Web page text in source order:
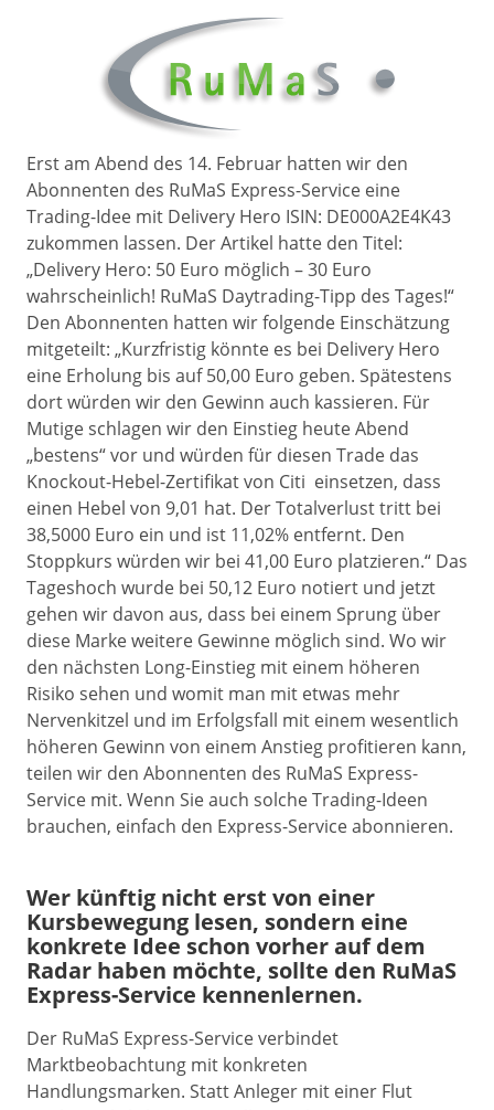
Erst am Abend des 14. Februar hatten wir den
Abonnenten des RuMaS Express-Service eine
Trading-Idee mit Delivery Hero ISIN: DE000A2E4K43
zukommen lassen. Der Artikel hatte den Titel:
„Delivery Hero: 50 Euro möglich – 30 Euro
wahrscheinlich! RuMaS Daytrading-Tipp des Tages!“
Den Abonnenten hatten wir folgende Einschätzung
mitgeteilt: „Kurzfristig könnte es bei Delivery Hero
eine Erholung bis auf 50,00 Euro geben. Spätestens
dort würden wir den Gewinn auch kassieren. Für
Mutige schlagen wir den Einstieg heute Abend
„bestens“ vor und würden für diesen Trade das
Knockout-Hebel-Zertifikat von Citi einsetzen, dass
einen Hebel von 9,01 hat. Der Totalverlust tritt bei
38,5000 Euro ein und ist 11,02% entfernt. Den
Stoppkurs würden wir bei 41,00 Euro platzieren.“ Das
Tageshoch wurde bei 50,12 Euro notiert und jetzt
gehen wir davon aus, dass bei einem Sprung über
diese Marke weitere Gewinne möglich sind. Wo wir
den nächsten Long-Einstieg mit einem höheren
Risiko sehen und womit man mit etwas mehr
Nervenkitzel und im Erfolgsfall mit einem wesentlich
höheren Gewinn von einem Anstieg profitieren kann,
teilen wir den Abonnenten des RuMaS Express-
Service mit. Wenn Sie auch solche Trading-Ideen
brauchen, einfach den Express-Service abonnieren.
Wer künftig nicht erst von einer
Kursbewegung lesen, sondern eine
konkrete Idee schon vorher auf dem
Radar haben möchte, sollte den RuMaS
Express-Service kennenlernen.
Der RuMaS Express-Service verbindet
Marktbeobachtung mit konkreten
Handlungsmarken. Statt Anleger mit einer Flut